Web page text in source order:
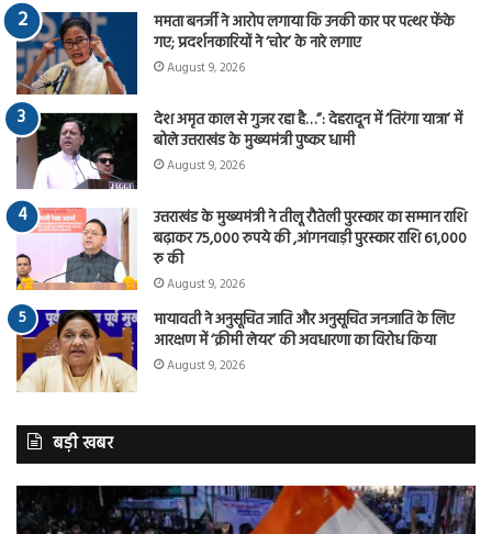
ममता बनर्जी ने आरोप लगाया कि उनकी कार पर पत्थर फेंके
गए; प्रदर्शनकारियों ने ‘चोर’ के नारे लगाए
August 9, 2026
देश अमृत काल से गुजर रहा है…”: देहरादून में ‘तिरंगा यात्रा’ में
बोले उत्तराखंड के मुख्यमंत्री पुष्कर धामी
August 9, 2026
उत्तराखंड के मुख्यमंत्री ने तीलू रौतेली पुरस्कार का सम्मान राशि
बढ़ाकर 75,000 रुपये की ,आंगनवाड़ी पुरस्कार राशि 61,000
रु की
August 9, 2026
मायावती ने अनुसूचित जाति और अनुसूचित जनजाति के लिए
आरक्षण में ‘क्रीमी लेयर’ की अवधारणा का विरोध किया
August 9, 2026
बड़ी खबर